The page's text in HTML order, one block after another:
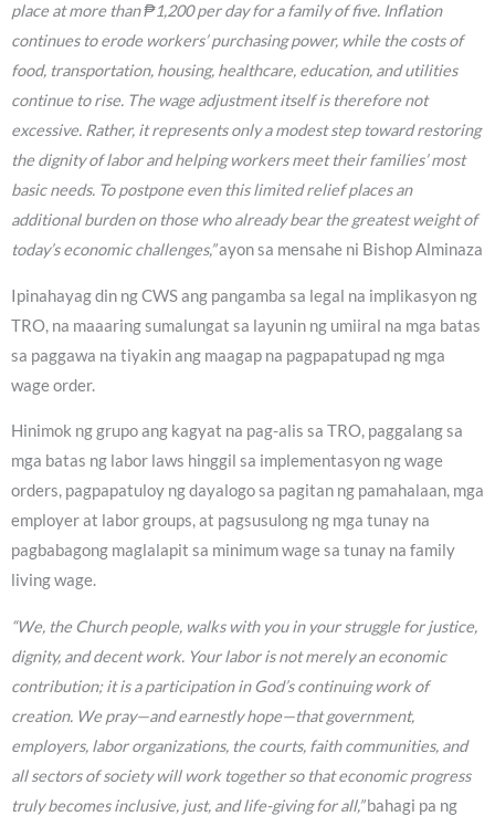
place at more than ₱1,200 per day for a family of five. Inflation
continues to erode workers’ purchasing power, while the costs of
food, transportation, housing, healthcare, education, and utilities
continue to rise. The wage adjustment itself is therefore not
excessive. Rather, it represents only a modest step toward restoring
the dignity of labor and helping workers meet their families’ most
basic needs. To postpone even this limited relief places an
additional burden on those who already bear the greatest weight of
today’s economic challenges,”ayon sa mensahe ni Bishop Alminaza
Ipinahayag din ng CWS ang pangamba sa legal na implikasyon ng
TRO, na maaaring sumalungat sa layunin ng umiiral na mga batas
sa paggawa na tiyakin ang maagap na pagpapatupad ng mga
wage order.
Hinimok ng grupo ang kagyat na pag-alis sa TRO, paggalang sa
mga batas ng labor laws hinggil sa implementasyon ng wage
orders, pagpapatuloy ng dayalogo sa pagitan ng pamahalaan, mga
employer at labor groups, at pagsusulong ng mga tunay na
pagbabagong maglalapit sa minimum wage sa tunay na family
living wage.
“We, the Church people, walks with you in your struggle for justice,
dignity, and decent work. Your labor is not merely an economic
contribution; it is a participation in God’s continuing work of
creation. We pray—and earnestly hope—that government,
employers, labor organizations, the courts, faith communities, and
all sectors of society will work together so that economic progress
truly becomes inclusive, just, and life-giving for all,”bahagi pa ng